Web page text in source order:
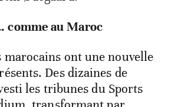
comme au Maroc
marocains ont une nouvelle
Des dizaines de
les tribunes du Sports